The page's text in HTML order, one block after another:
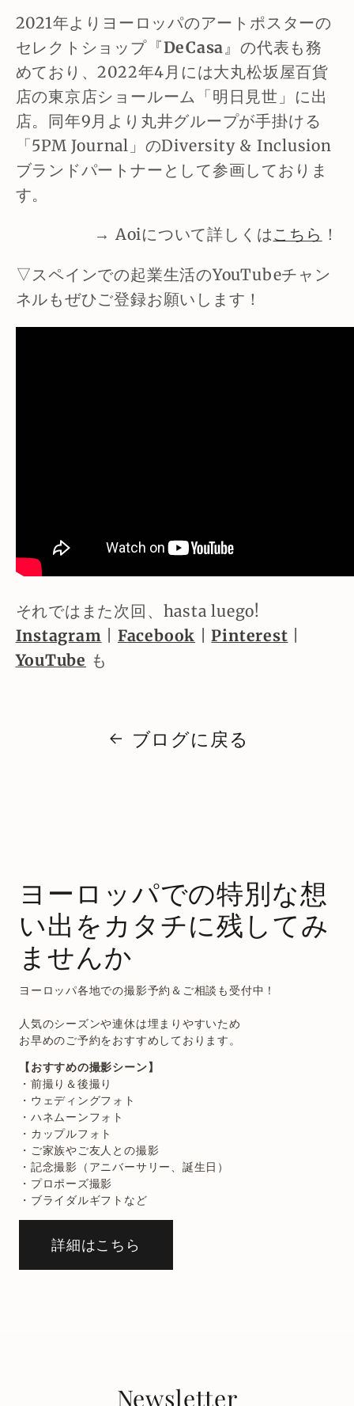
2021年よりヨーロッパのアートポスターの
セレクトショップ『DeCasa 』の代表も務
めており、2022年4月には大丸松坂屋百貨
店の東京店ショールーム「明日見世」に出
店。同年9月より丸井グループが手掛ける
「5PM Journal」のDiversity & Inclusion
ブランドパートナーとして参画しておりま
す。
→ Aoiについて詳しくはこちら ！
▽スペインでの起業生活のYouTubeチャン
ネルもぜひご登録お願いします！
それではまた次回、hasta luego!
Instagram
Facebook Pinterest
YouTube も
ブログに戻る
ヨーロッパでの特別な想
い出をカタチに残してみ
ませんか
ヨーロッパ各地での撮影予約＆ご相談も受付中！
人気のシーズンや連休は埋まりやすいため
お早めのご予約をおすすめしております。
【おすすめの撮影シーン】
・前撮り＆後撮り
・ウェディングフォト
・ハネムーンフォト
・カップルフォト
・ご家族やご友人との撮影
・記念撮影（アニバーサリー、誕生日）
・プロポーズ撮影
・ブライダルギフトなど
詳細はこちら
Newsletter